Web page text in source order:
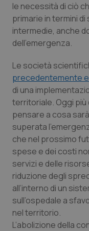
QS Pro
Professionisti
Abruzzo
Basilicata
Calabria
Campania
Emilia-
Friuli Venezia
Lazio
QS Pro Gold
Artrite &
Asma & BPCO
Car-T
Colesterolo
Dermatite
Diabete &
QS Club
le necessità di ciò
primarie in termini
intermedie, anche
dell’emergenza.
Le società
precedentemente
di una
territoriale. Oggi più
pensare a cosa
superata
che nel prossimo
spese e dei costi
servizi e delle
riduzione degli
all’interno di un
sull’ospedale a
nel territorio.
L’abolizione della